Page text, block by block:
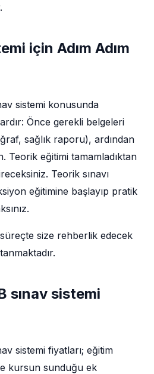
için Adım Adım
sistemi konusunda
Önce gerekli belgeleri
sağlık raporu), ardından
Teorik eğitimi tamamladıktan
Teorik sınavı
eğitimine başlayıp pratik
size rehberlik edecek
sınav sistemi
sistemi fiyatları; eğitim
kursun sunduğu ek